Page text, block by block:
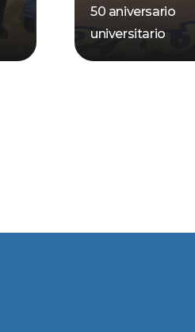
50 aniversario
universitario